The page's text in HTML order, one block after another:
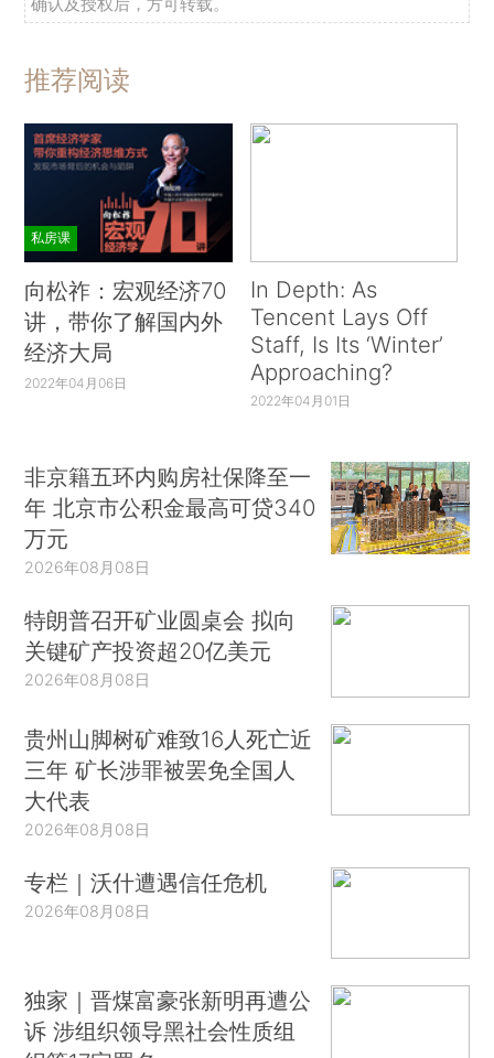
推荐阅读
私房课
向松祚：宏观经济70
讲，带你了解国内外
经济大局
2022年04月06日
In Depth: As
Tencent Lays Off
Staff, Is Its ‘Winter’
Approaching?
2022年04月01日
非京籍五环内购房社保降至一
年 北京市公积金最高可贷340
万元
2026年08月08日
特朗普召开矿业圆桌会 拟向
关键矿产投资超20亿美元
2026年08月08日
贵州山脚树矿难致16人死亡近
三年 矿长涉罪被罢免全国人
大代表
2026年08月08日
专栏｜沃什遭遇信任危机
2026年08月08日
独家｜晋煤富豪张新明再遭公
诉 涉组织领导黑社会性质组